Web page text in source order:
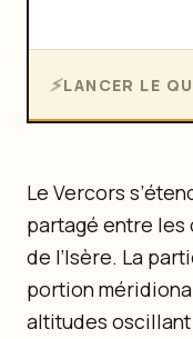
LANCER LE
Le Vercors
partagé entre les
de l’Isère. La
portion
altitudes